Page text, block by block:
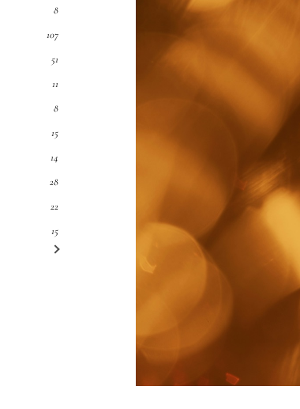
8
107
51
11
8
15
14
28
22
15